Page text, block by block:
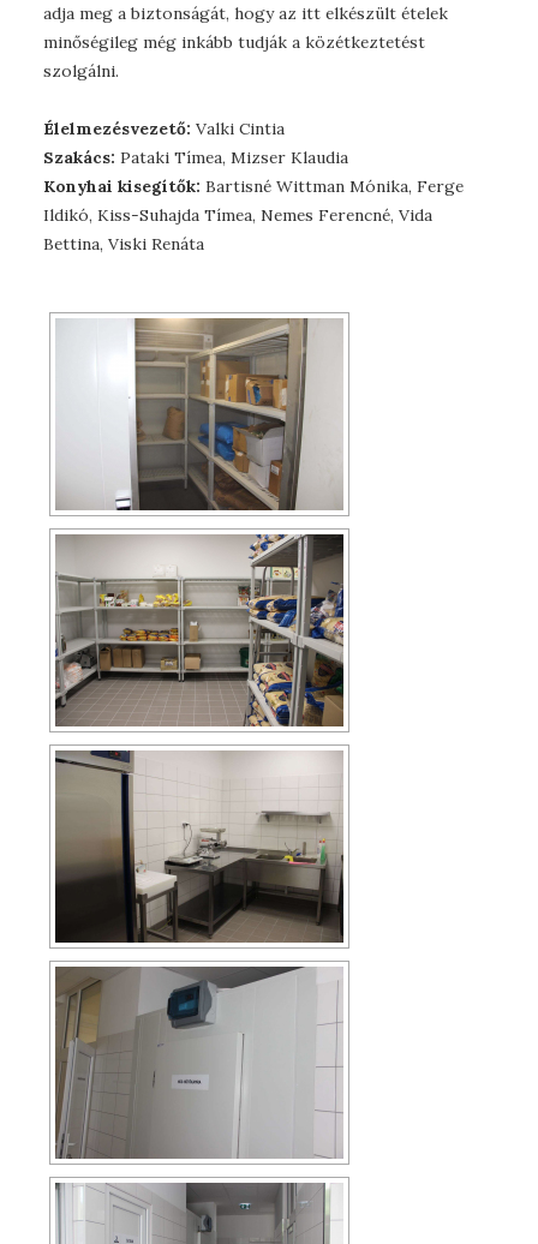
adja meg a biztonságát, hogy az itt elkészült ételek
minőségileg még inkább tudják a közétkeztetést
szolgálni.
Élelmezésvezető: Valki Cintia
Szakács: Pataki Tímea, Mizser Klaudia
Konyhai kisegítők: Bartisné Wittman Mónika, Ferge
Ildikó, Kiss-Suhajda Tímea, Nemes Ferencné, Vida
Bettina, Viski Renáta